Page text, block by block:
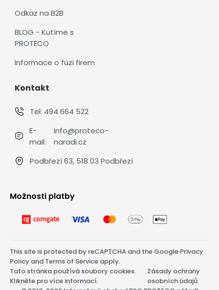
Odkaz na B2B
BLOG - Kutíme s
PROTECO
Informace o fúzi firem
Kontakt
Tel: 494 664 522
E-
mail:
info@proteco-
naradi.cz
Podbřezí 63, 518 03 Podbřezí
Možnosti platby
Tato stránka používá soubory cookies.
Klikněte pro více informací.
Zásady ochrany
osobních údajů
This site is protected by reCAPTCHA and the Google Privacy
Policy and Terms of Service apply.